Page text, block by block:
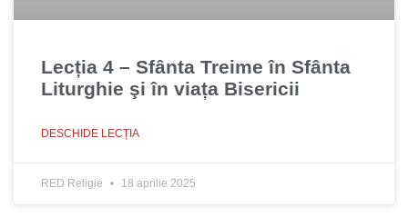
Lecția 4 – Sfânta Treime în Sfânta
Liturghie şi în viața Bisericii
DESCHIDE LECȚIA
RED Religie 18 aprilie 2025